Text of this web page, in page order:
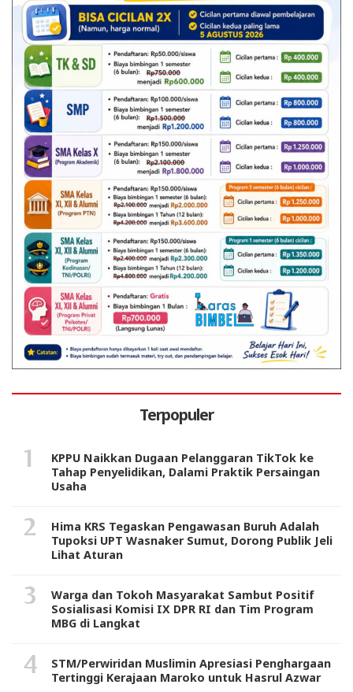
Terpopuler
KPPU Naikkan Dugaan Pelanggaran TikTok ke
Tahap Penyelidikan, Dalami Praktik Persaingan
Usaha
Hima KRS Tegaskan Pengawasan Buruh Adalah
Tupoksi UPT Wasnaker Sumut, Dorong Publik Jeli
Lihat Aturan
Warga dan Tokoh Masyarakat Sambut Positif
Sosialisasi Komisi IX DPR RI dan Tim Program
MBG di Langkat
STM/Perwiridan Muslimin Apresiasi Penghargaan
Tertinggi Kerajaan Maroko untuk Hasrul Azwar